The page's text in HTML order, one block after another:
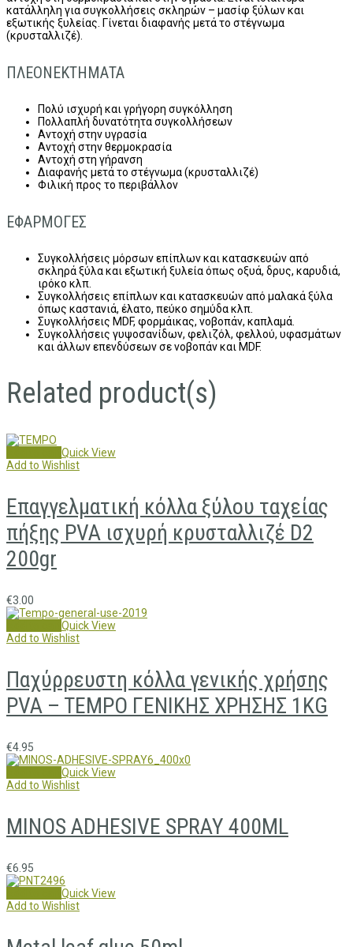
κατάλληλη για συγκολλήσεις σκληρών – μασίφ ξύλων και
εξωτικής ξυλείας. Γίνεται διαφανής μετά το στέγνωμα
(κρυσταλλιζέ).
ΠΛΕΟΝΕΚΤΗΜΑΤΑ
Πολύ ισχυρή και γρήγορη συγκόλληση
Πολλαπλή δυνατότητα συγκολλήσεων
Αντοχή στην υγρασία
Αντοχή στην θερμοκρασία
Αντοχή στη γήρανση
Διαφανής μετά το στέγνωμα (κρυσταλλιζέ)
Φιλική προς το περιβάλλον
ΕΦΑΡΜΟΓΕΣ
Συγκολλήσεις μόρσων επίπλων και κατασκευών από
σκληρά ξύλα και εξωτική ξυλεία όπως οξυά, δρυς, καρυδιά,
ιρόκο κλπ.
Συγκολλήσεις επίπλων και κατασκευών από μαλακά ξύλα
όπως καστανιά, έλατο, πεύκο σημύδα κλπ.
Συγκολλήσεις MDF, φορμάικας, νοβοπάν, καπλαμά.
Συγκολλήσεις γυψοσανίδων, φελιζόλ, φελλού, υφασμάτων
και άλλων επενδύσεων σε νοβοπάν και MDF.
Related product(s)
Quick View
Add to Wishlist
Επαγγελματική κόλλα ξύλου ταχείας
πήξης PVA ισχυρή κρυσταλλιζέ D2
200gr
€3.00
Quick View
Add to Wishlist
Παχύρρευστη κόλλα γενικής χρήσης
PVA – TEMPO ΓΕΝΙΚΗΣ ΧΡΗΣΗΣ 1KG
€4.95
Quick View
Add to Wishlist
MINOS ADHESIVE SPRAY 400ML
€6.95
Quick View
Add to Wishlist